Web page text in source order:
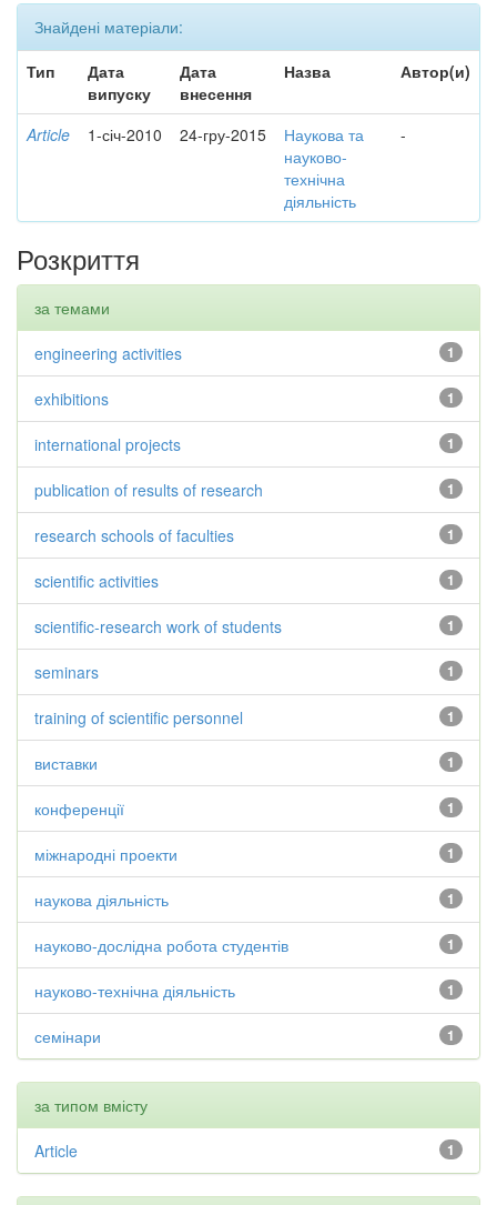
Знайдені матеріали:
Тип
Дата
випуску
Дата
внесення
Назва Автор(и)
Article 1-січ-2010 24-гру-2015
Наукова та
науково-
технічна
діяльність
-
Розкриття
за темами
1
engineering activities
1
exhibitions
1
international projects
1
publication of results of research
1
research schools of faculties
1
scientific activities
1
scientific-research work of students
1
seminars
1
training of scientific personnel
1
виставки
1
конференції
1
міжнародні проекти
1
наукова діяльність
1
науково-дослідна робота студентів
1
науково-технічна діяльність
1
семінари
за типом вмісту
1
Article